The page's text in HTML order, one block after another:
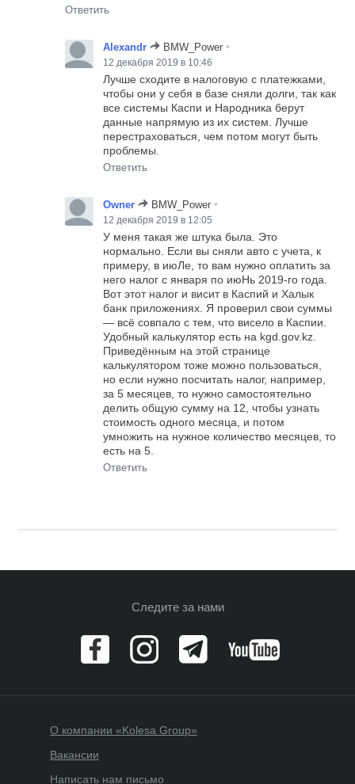
Ответить
Alexandr BMW_Power •
12 декабря 2019 в 10:46
Лучше сходите в налоговую с платежками,
чтобы они у себя в базе сняли долги, так как
все системы Каспи и Народника берут
данные напрямую из их систем. Лучше
перестраховаться, чем потом могут быть
проблемы.
Ответить
Owner BMW_Power •
12 декабря 2019 в 12:05
У меня такая же штука была. Это
нормально. Если вы сняли авто с учета, к
примеру, в июЛе, то вам нужно оплатить за
него налог с января по июНь 2019-го года.
Вот этот налог и висит в Каспий и Халык
банк приложениях. Я проверил свои суммы
— всё совпало с тем, что висело в Каспии.
Удобный калькулятор есть на kgd.gov.kz.
Приведённым на этой странице
калькулятором тоже можно пользоваться,
но если нужно посчитать налог, например,
за 5 месяцев, то нужно самостоятельно
делить общую сумму на 12, чтобы узнать
стоимость одного месяца, и потом
умножить на нужное количество месяцев, то
есть на 5.
Ответить
Следите за нами
О компании «Kolesa Group»
Вакансии
Написать нам письмо